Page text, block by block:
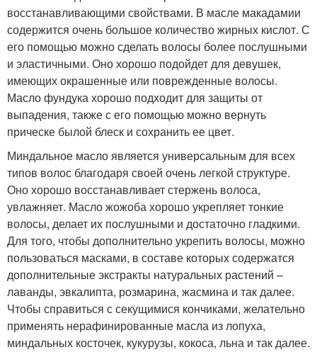
восстанавливающими свойствами. В масле макадамии
содержится очень большое количество жирных кислот. С
его помощью можно сделать волосы более послушными
и эластичными. Оно хорошо подойдет для девушек,
имеющих окрашенные или поврежденные волосы.
Масло фундука хорошо подходит для защиты от
выпадения, также с его помощью можно вернуть
прическе былой блеск и сохранить ее цвет.
Миндальное масло является универсальным для всех
типов волос благодаря своей очень легкой структуре.
Оно хорошо восстанавливает стержень волоса,
увлажняет. Масло жожоба хорошо укрепляет тонкие
волосы, делает их послушными и достаточно гладкими.
Для того, чтобы дополнительно укрепить волосы, можно
пользоваться масками, в составе которых содержатся
дополнительные экстракты натуральных растений –
лаванды, эвкалипта, розмарина, жасмина и так далее.
Чтобы справиться с секущимися кончиками, желательно
применять нерафинированные масла из лопуха,
миндальных косточек, кукурузы, кокоса, льна и так далее.